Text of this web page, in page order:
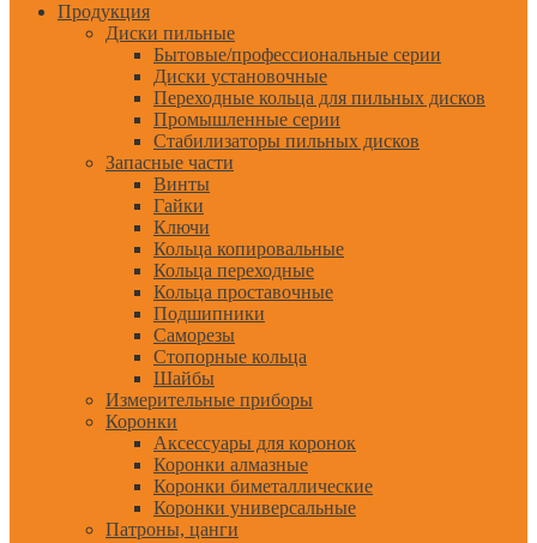
Продукция
Диски пильные
Бытовые/профессиональные серии
Диски установочные
Переходные кольца для пильных дисков
Промышленные серии
Стабилизаторы пильных дисков
Запасные части
Винты
Гайки
Ключи
Кольца копировальные
Кольца переходные
Кольца проставочные
Подшипники
Саморезы
Стопорные кольца
Шайбы
Измерительные приборы
Коронки
Аксессуары для коронок
Коронки алмазные
Коронки биметаллические
Коронки универсальные
Патроны, цанги